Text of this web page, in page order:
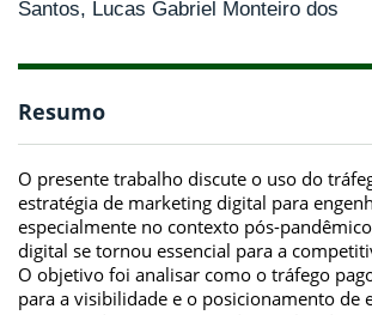
Santos, Lucas Gabriel Monteiro dos
Resumo
O presente trabalho discute o uso do
estratégia de marketing digital para
especialmente no contexto pós-
digital se tornou essencial para a
O objetivo foi analisar como o tráfego
para a visibilidade e o posicionamento de